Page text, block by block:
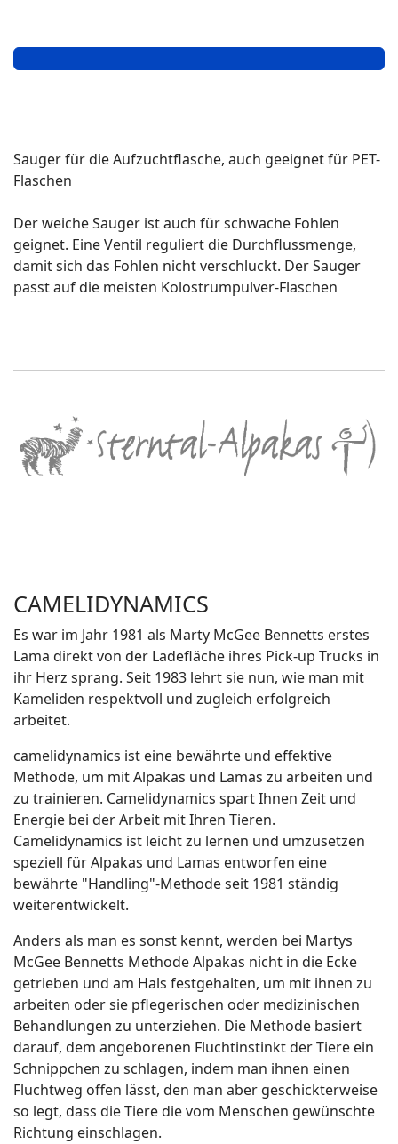
Sauger für die Aufzuchtflasche, auch geeignet für PET-
Flaschen
Der weiche Sauger ist auch für schwache Fohlen
geignet. Eine Ventil reguliert die Durchflussmenge,
damit sich das Fohlen nicht verschluckt. Der Sauger
passt auf die meisten Kolostrumpulver-Flaschen
CAMELIDYNAMICS
Es war im Jahr 1981 als Marty McGee Bennetts erstes
Lama direkt von der Ladefläche ihres Pick-up Trucks in
ihr Herz sprang. Seit 1983 lehrt sie nun, wie man mit
Kameliden respektvoll und zugleich erfolgreich
arbeitet.
camelidynamics ist eine bewährte und effektive
Methode, um mit Alpakas und Lamas zu arbeiten und
zu trainieren. Camelidynamics spart Ihnen Zeit und
Energie bei der Arbeit mit Ihren Tieren.
Camelidynamics ist leicht zu lernen und umzusetzen
speziell für Alpakas und Lamas entworfen eine
bewährte "Handling"-Methode seit 1981 ständig
weiterentwickelt.
Anders als man es sonst kennt, werden bei Martys
McGee Bennetts Methode Alpakas nicht in die Ecke
getrieben und am Hals festgehalten, um mit ihnen zu
arbeiten oder sie pflegerischen oder medizinischen
Behandlungen zu unterziehen. Die Methode basiert
darauf, dem angeborenen Fluchtinstinkt der Tiere ein
Schnippchen zu schlagen, indem man ihnen einen
Fluchtweg offen lässt, den man aber geschickterweise
so legt, dass die Tiere die vom Menschen gewünschte
Richtung einschlagen.